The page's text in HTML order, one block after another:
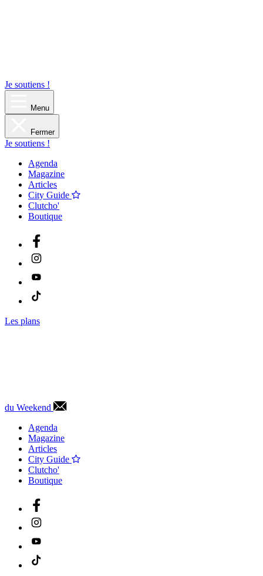
Je soutiens !
Menu
Fermer
Je soutiens !
Agenda
Magazine
Articles
City Guide
Clutcho'
Boutique
Les plans
du Weekend
Agenda
Magazine
Articles
City Guide
Clutcho'
Boutique